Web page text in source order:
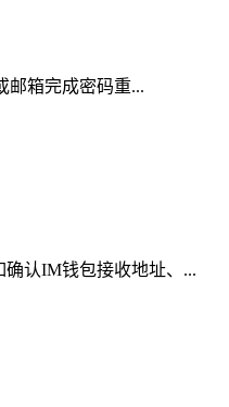
邮箱完成密码重...
认IM钱包接收地址、...